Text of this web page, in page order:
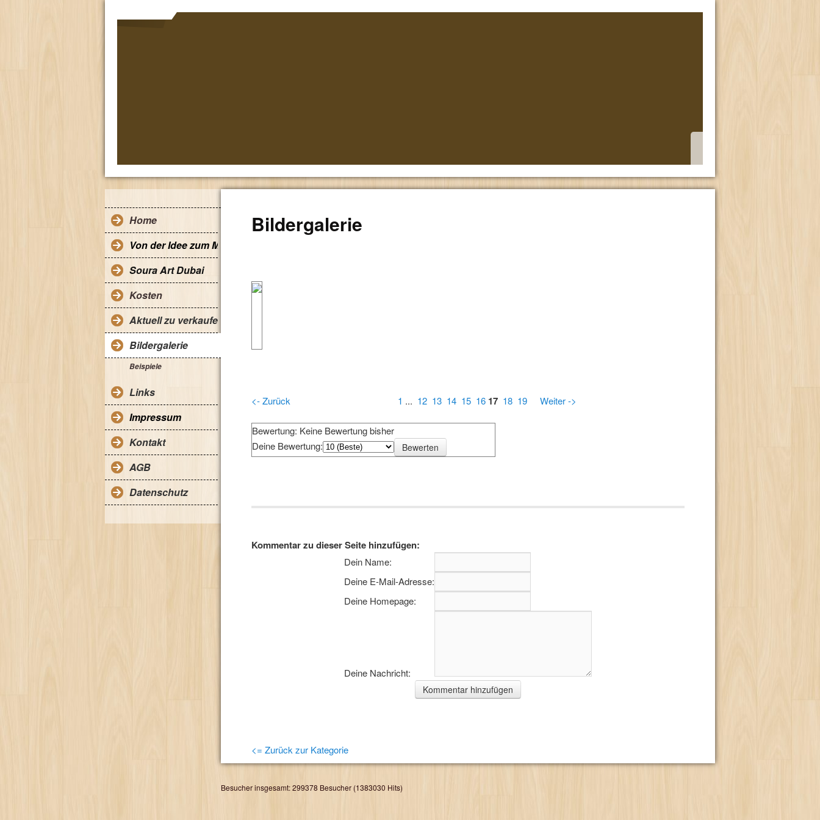
Home
Von der Idee zum Modell
Soura Art Dubai
Kosten
Aktuell zu verkaufen
Bildergalerie
Beispiele
Links
Impressum
Kontakt
AGB
Datenschutz
Bildergalerie
<- Zurück 1 ... 12 13 14 15 16 17 18 19 Weiter ->
Bewertung: Keine Bewertung bisher
Deine Bewertung:
Kommentar zu dieser Seite hinzufügen:
Dein Name:
Deine E-Mail-Adresse:
Deine Homepage:
Deine Nachricht:
<= Zurück zur Kategorie
Besucher insgesamt: 299378 Besucher (1383030 Hits)